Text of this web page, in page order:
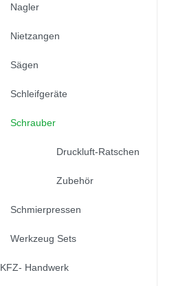
Nagler
Nietzangen
Sägen
Schleifgeräte
Schrauber
Druckluft-Ratschen
Zubehör
Schmierpressen
Werkzeug Sets
KFZ- Handwerk